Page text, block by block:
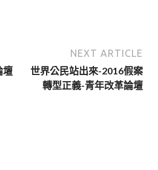
壇
NEXT ARTICLE
世界公民站出來-2016假案
轉型正義-青年改革論壇